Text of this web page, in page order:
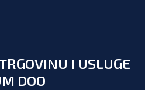
I USLUGE
DOO